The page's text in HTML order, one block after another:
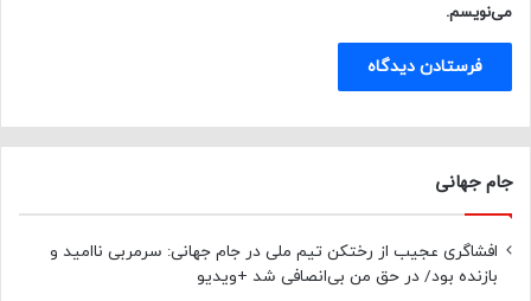
می‌نویسم.
جام جهانی
افشاگری عجیب از رختکن تیم ملی در جام جهانی: سرمربی ناامید و
بازنده بود/ در حق من بی‌انصافی شد +ویدیو